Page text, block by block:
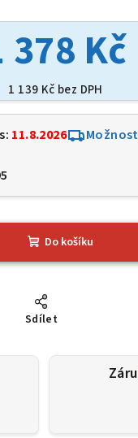
378 Kč
1 139 Kč bez DPH
11.8.2026
Do košíku
Sdílet